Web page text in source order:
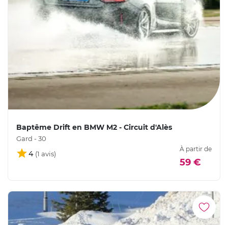
Baptême Drift en BMW M2 - Circuit d'Alès
Gard - 30
4
À partir de
59 €